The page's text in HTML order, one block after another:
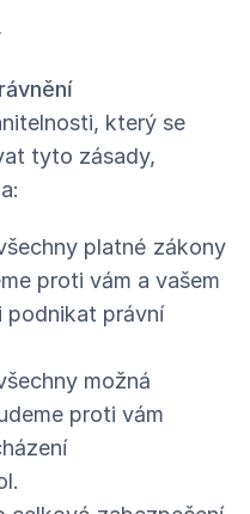
který se
tyto zásady,
platné zákony
proti vám a vašem
podnikat právní
možná
proti vám